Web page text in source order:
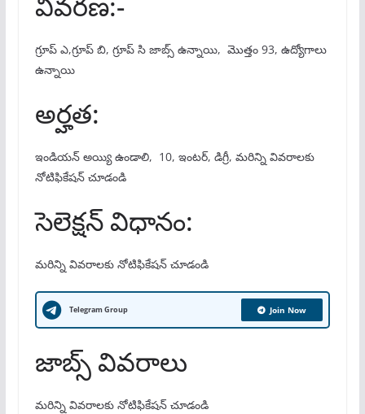
గ్రూప్ ఎ,గ్రూప్ బి, గ్రూప్ సి జాబ్స్ ఉన్నాయి, మొత్తం 93, ఉద్యోగాలు
ఉన్నాయి
అర్హత:
ఇండియన్ అయ్యి ఉండాలి, 10, ఇంటర్, డిగ్రీ, మరిన్ని వివరాలకు
నోటిఫికేషన్ చూడండి
సెలెక్షన్ విధానం:
మరిన్ని వివరాలకు నోటిఫికేషన్ చూడండి
Telegram Group Join Now
జాబ్స్ వివరాలు
మరిన్ని వివరాలకు నోటిఫికేషన్ చూడండి